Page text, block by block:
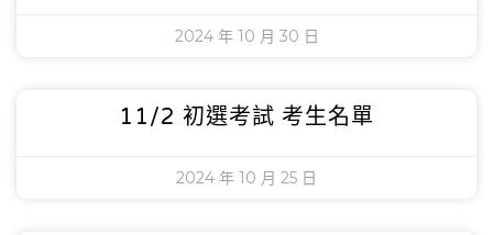
2024 年 10 月 30 日
11/2 初選考試 考生名單
2024 年 10 月 25 日